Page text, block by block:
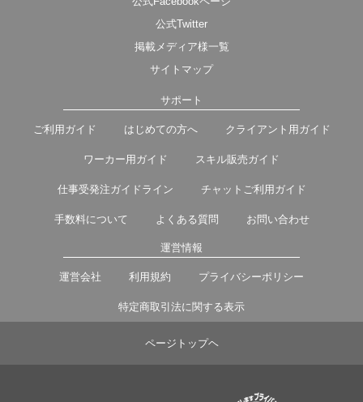
公式Twitter
掲載メディア様一覧
サイトマップ
サポート
ご利用ガイド はじめての方へ クライアント用ガイド
ワーカー用ガイド スキル販売ガイド
仕事受発注ガイドライン チャットご利用ガイド
手数料について よくある質問 お問い合わせ
運営情報
運営会社 利用規約 プライバシーポリシー
特定商取引法に関する表示
ページトップヘ